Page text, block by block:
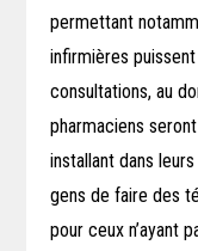
permettant
infirmières
consultations, au
pharmaciens
installant dans
gens de faire des
pour ceux n’ayant